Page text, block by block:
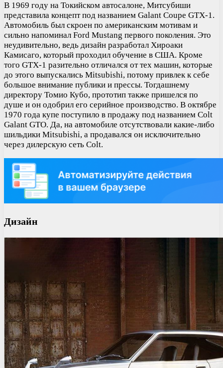
В 1969 году на Токийском автосалоне, Митсубиши
представила концепт под названием Galant Coupe GTX-1.
Автомобиль был скроен по американским мотивам и
сильно напоминал Ford Mustang первого поколения. Это
неудивительно, ведь дизайн разработал Хироаки
Камисаго, который проходил обучение в США. Кроме
того GTX-1 разительно отличался от тех машин, которые
до этого выпускались Mitsubishi, потому привлек к себе
большое внимание публики и прессы. Тогдашнему
директору Томио Кубо, прототип также пришелся по
душе и он одобрил его серийное производство. В октябре
1970 года купе поступило в продажу под названием Colt
Galant GTO. Да, на автомобиле отсутствовали какие-либо
шильдики Mitsubishi, а продавался он исключительно
через дилерскую сеть Colt.
Дизайн